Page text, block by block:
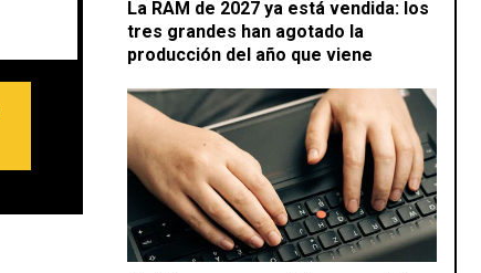
La RAM de 2027 ya está vendida: los
tres grandes han agotado la
producción del año que viene